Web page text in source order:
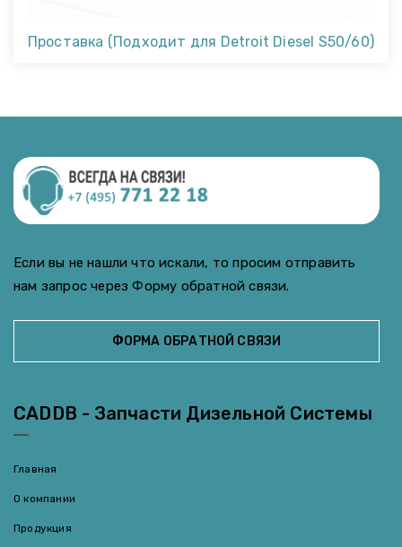
Проставка (Подходит для Detroit Diesel S50/60)
Если вы не нашли что искали, то просим отправить
нам запрос через Форму обратной связи.
ФОРМА ОБРАТНОЙ СВЯЗИ
CADDB - Запчасти Дизельной Системы
Главная
О компании
Продукция